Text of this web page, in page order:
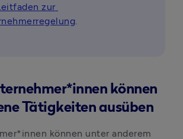
zur
.
können
Tätigkeiten ausüben
können unter anderem